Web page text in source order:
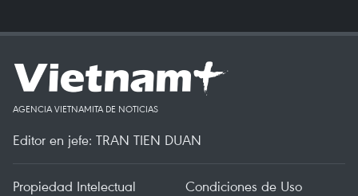
AGENCIA VIETNAMITA DE NOTICIAS
Editor en jefe: TRAN TIEN DUAN
Propiedad Intelectual
Condiciones de Uso